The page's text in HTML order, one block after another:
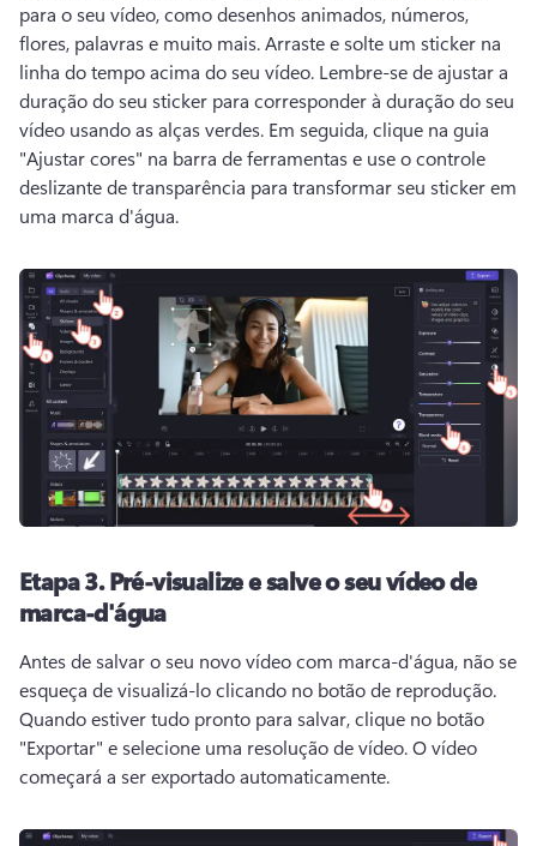
para o seu vídeo, como desenhos animados, números,
flores, palavras e muito mais. Arraste e solte um sticker na
linha do tempo acima do seu vídeo. Lembre-se de ajustar a
duração do seu sticker para corresponder à duração do seu
vídeo usando as alças verdes. Em seguida, clique na guia
"Ajustar cores" na barra de ferramentas e use o controle
deslizante de transparência para transformar seu sticker em
uma marca d'água.
Etapa 3.Pré-visualize e salve o seu vídeo de
marca-d'água
Antes de salvar o seu novo vídeo com marca-d'água, não se
Quando estiver tudo pronto para salvar, clique no botão
"Exportar" e selecione uma resolução de vídeo. O vídeo
começará a ser exportado automaticamente.